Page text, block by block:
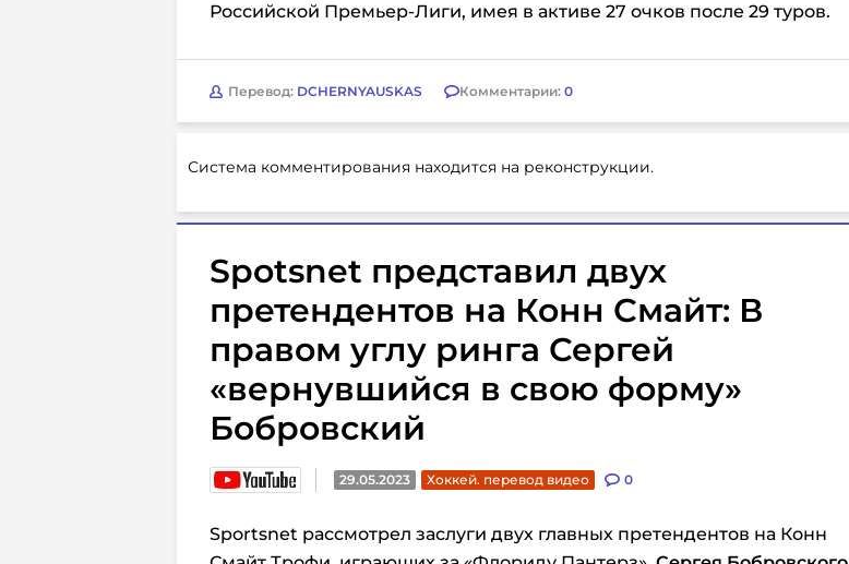
Российской Премьер-Лиги, имея в активе 27 очков после 29 туров.
Перевод: DCHERNYAUSKAS Комментарии: 0
Система комментирования находится на реконструкции.
Spotsnet представил двух
претендентов на Конн Смайт: В
правом углу ринга Сергей
«вернувшийся в свою форму»
Бобровский
29.05.2023 Хоккей. перевод видео 0
Sportsnet рассмотрел заслуги двух главных претендентов на Конн